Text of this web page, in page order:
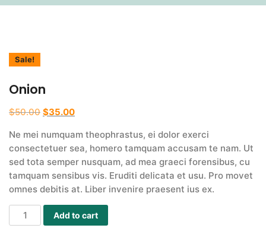
Sale!
Onion
$50.00 Original
was:
$50.00.
$35.00Current
is:
$35.00.
Ne mei numquam theophrastus, ei dolor exerci
consectetuer sea, homero tamquam accusam te nam. Ut
sed tota semper nusquam, ad mea graeci forensibus, cu
tamquam sensibus vis. Eruditi delicata et usu. Pro movet
omnes debitis at. Liber invenire praesent ius ex.
Add to cart